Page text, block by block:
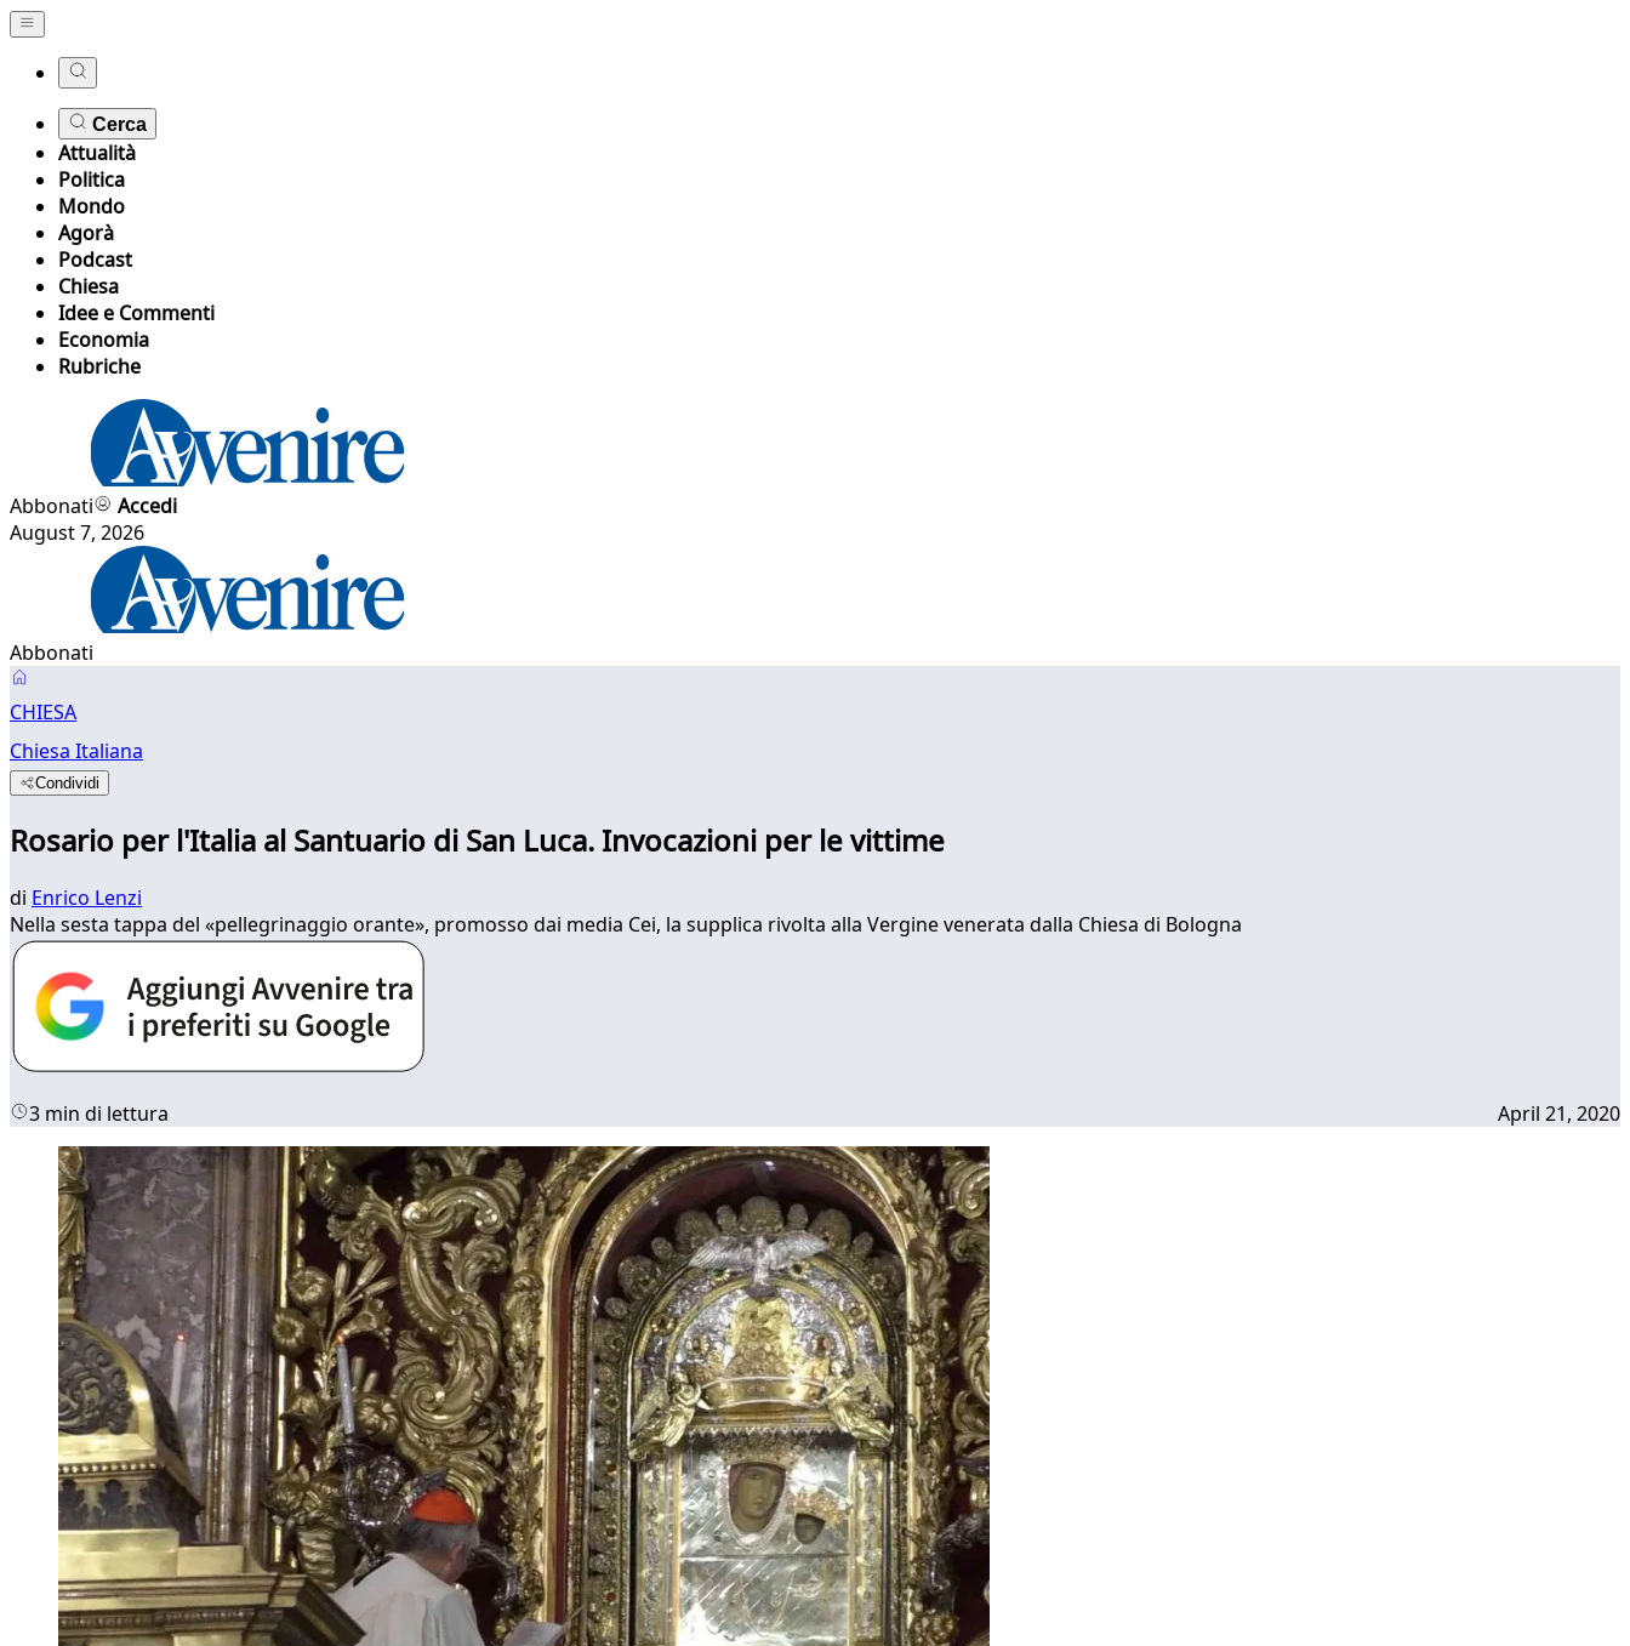
Cerca
Attualità
Politica
Mondo
Agorà
Podcast
Chiesa
Idee e Commenti
Economia
Rubriche
Abbonati
Accedi
August 7, 2026
Abbonati
CHIESA
Chiesa Italiana
Condividi
Rosario per l'Italia al Santuario di San Luca. Invocazioni per le vittime
di Enrico Lenzi
Nella sesta tappa del «pellegrinaggio orante», promosso dai media Cei, la supplica rivolta alla Vergine venerata dalla Chiesa di Bologna
3 min di lettura April 21, 2020